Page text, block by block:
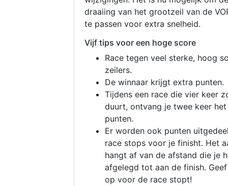
draaiing van het grootzeil van de
te passen voor extra snelheid.
Vijf tips voor een hoge score
Race tegen veel sterke, hoog
zeilers.
De winnaar krijgt extra punten.
Tijdens een race die vier keer
duurt, ontvang je twee keer
punten.
Er worden ook punten
race stops voor je finisht. Het
hangt af van de afstand die je
afgelegd tot aan de finish.
op voor de race stopt!